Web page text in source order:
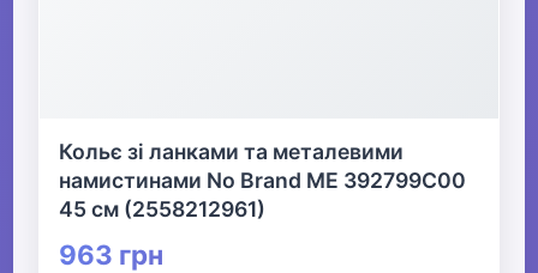
Кольє зі ланками та металевими
намистинами No Brand ME 392799C00
45 см (2558212961)
963 грн